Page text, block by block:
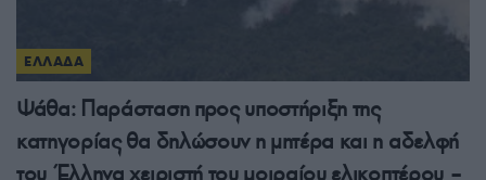
ΕΛΛΑΔΑ
Ψάθα: Παράσταση προς υποστήριξη της
κατηγορίας θα δηλώσουν η μητέρα και η αδελφή
του Έλληνα χειριστή του μοιραίου ελικοπτέρου –